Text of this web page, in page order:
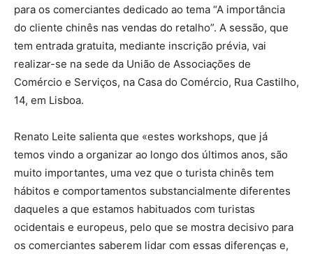
para os comerciantes dedicado ao tema “A importância
do cliente chinês nas vendas do retalho”. A sessão, que
tem entrada gratuita, mediante inscrição prévia, vai
realizar-se na sede da União de Associações de
Comércio e Serviços, na Casa do Comércio, Rua Castilho,
14, em Lisboa.
Renato Leite salienta que «estes workshops, que já
temos vindo a organizar ao longo dos últimos anos, são
muito importantes, uma vez que o turista chinês tem
hábitos e comportamentos substancialmente diferentes
daqueles a que estamos habituados com turistas
ocidentais e europeus, pelo que se mostra decisivo para
os comerciantes saberem lidar com essas diferenças e,